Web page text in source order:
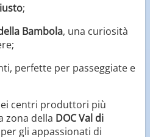
;
Bambola, una curiosità
perfette per passeggiate e
centri produttori più
zona della DOC Val di
gli appassionati di